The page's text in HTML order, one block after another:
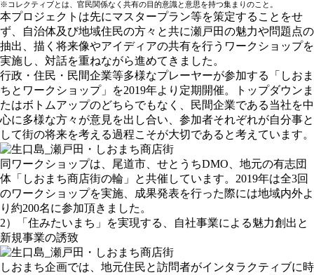
※コレクティブとは、官民関係なく共有の目的意識と意思を持つ集まりのこと。
本プロジェクトは先にマスタープラン等を策定することをせ
ず、自治体及び地域住民の方々と共に瀬戸田の魅力や問題点の
抽出、描く将来像やアイディアの共有を行うワークショップを
実施し、対話を重ねながら進めてきました。
行政・住民・民間企業等多様なプレーヤーが参加する「しおま
ちとワークショップ」を2019年より定期開催。トップダウンま
たはボトムアップのどちらでもなく、民間企業である当社を中
心に多様な方々が意見を出し合い、参加者それぞれが自分事と
して街の将来を考える過程こそが大切であると考えています。
同ワークショップは、尾道市、せとうちDMO、地元の有志団
体「しおまち商店街の輪」と共催しています。2019年は全3回
のワークショップを実施、成果発表を行った際には地域内外よ
り約200名に参加頂きました。
2）「住みたいまち」を実現する、自社事業による魅力創出と
新規事業の誘致
しおまち企画では、地元住民と訪問者がインタラクティブに時